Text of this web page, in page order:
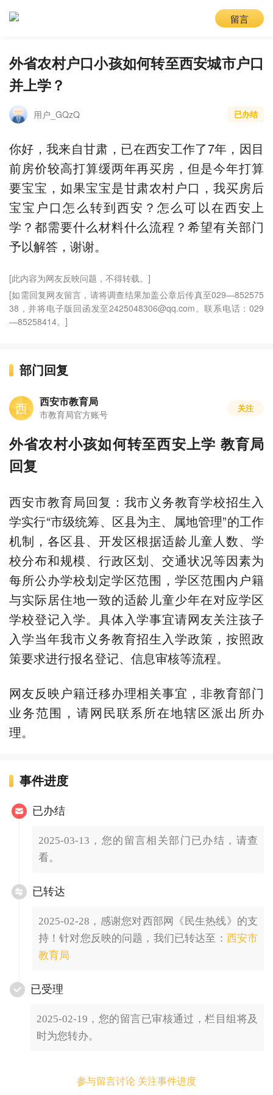
留言
外省农村户口小孩如何转至西安城市户口
并上学？
用户_GQzQ 已办结
你好，我来自甘肃，已在西安工作了7年，因目
前房价较高打算缓两年再买房，但是今年打算
要宝宝，如果宝宝是甘肃农村户口，我买房后
宝宝户口怎么转到西安？怎么可以在西安上
学？都需要什么材料什么流程？希望有关部门
予以解答，谢谢。
[此内容为网友反映问题，不得转载。]
[如需回复网友留言，请将调查结果加盖公章后传真至029—852575
38，并将电子版回函发至2425048306@qq.com。联系电话：029
—85258414。]
部门回复
西 西安市教育局
市教育局官方账号
关注
外省农村小孩如何转至西安上学 教育局
回复
西安市教育局回复：我市义务教育学校招生入
学实行“市级统筹、区县为主、属地管理”的工作
机制，各区县、开发区根据适龄儿童人数、学
校分布和规模、行政区划、交通状况等因素为
每所公办学校划定学区范围，学区范围内户籍
与实际居住地一致的适龄儿童少年在对应学区
学校登记入学。具体入学事宜请网友关注孩子
入学当年我市义务教育招生入学政策，按照政
策要求进行报名登记、信息审核等流程。
网友反映户籍迁移办理相关事宜，非教育部门
业务范围，请网民联系所在地辖区派出所办
理。
事件进度
已办结
2025-03-13，您的留言相关部门已办结，请查
看。
已转达
2025-02-28，感谢您对西部网《民生热线》的支
持！针对您反映的问题，我们已转达至： 西安市
教育局
已受理
2025-02-19，您的留言已审核通过，栏目组将及
时为您转办。
参与留言讨论 关注事件进度